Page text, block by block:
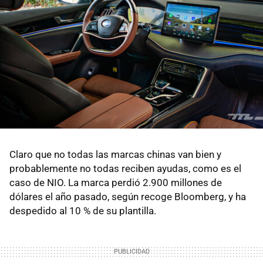
Claro que no todas las marcas chinas van bien y
probablemente no todas reciben ayudas, como es el
caso de NIO. La marca perdió 2.900 millones de
dólares el año pasado, según recoge Bloomberg, y ha
despedido al 10 % de su plantilla.